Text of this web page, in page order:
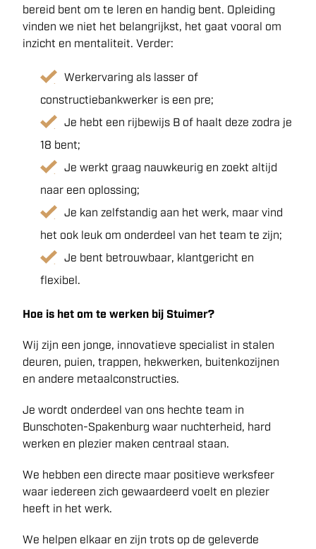
bereid bent om te leren en handig bent. Opleiding
vinden we niet het belangrijkst, het gaat vooral om
inzicht en mentaliteit. Verder:
Werkervaring als lasser of
constructiebankwerker is een pre;
Je hebt een rijbewijs B of haalt deze zodra je
18 bent;
Je werkt graag nauwkeurig en zoekt altijd
naar een oplossing;
Je kan zelfstandig aan het werk, maar vind
het ook leuk om onderdeel van het team te zijn;
Je bent betrouwbaar, klantgericht en
flexibel.
Hoe is het om te werken bij Stuimer?
Wij zijn een jonge, innovatieve specialist in stalen
deuren, puien, trappen, hekwerken, buitenkozijnen
en andere metaalconstructies.
Je wordt onderdeel van ons hechte team in
Bunschoten-Spakenburg waar nuchterheid, hard
werken en plezier maken centraal staan.
We hebben een directe maar positieve werksfeer
waar iedereen zich gewaardeerd voelt en plezier
heeft in het werk.
We helpen elkaar en zijn trots op de geleverde